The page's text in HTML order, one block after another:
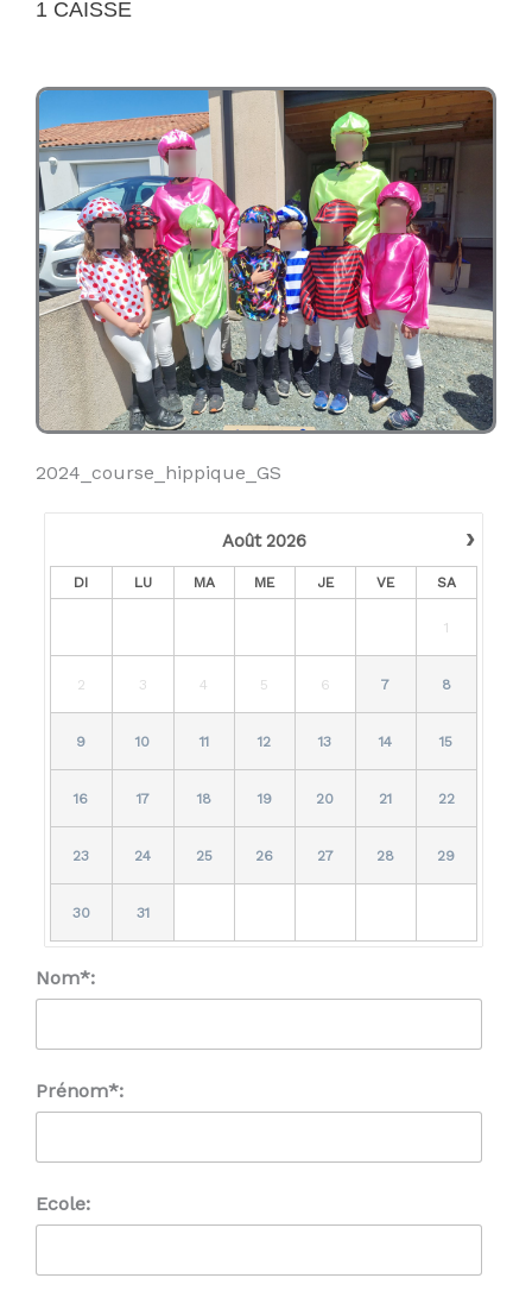
1 CAISSE
2024_course_hippique_GS
›
Août 2026
DI LU MA ME JE VE SA
1
2 3 4 5 6 7 8
9 10 11 12 13 14 15
16 17 18 19 20 21 22
23 24 25 26 27 28 29
30 31
Nom*:
Prénom*:
Ecole: